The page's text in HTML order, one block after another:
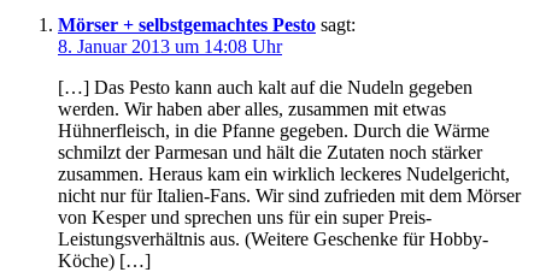
Mörser + selbstgemachtes Pesto sagt:
8. Januar 2013 um 14:08 Uhr
[…] Das Pesto kann auch kalt auf die Nudeln gegeben
werden. Wir haben aber alles, zusammen mit etwas
Hühnerfleisch, in die Pfanne gegeben. Durch die Wärme
schmilzt der Parmesan und hält die Zutaten noch stärker
zusammen. Heraus kam ein wirklich leckeres Nudelgericht,
nicht nur für Italien-Fans. Wir sind zufrieden mit dem Mörser
von Kesper und sprechen uns für ein super Preis-
Leistungsverhältnis aus. (Weitere Geschenke für Hobby-
Köche) […]